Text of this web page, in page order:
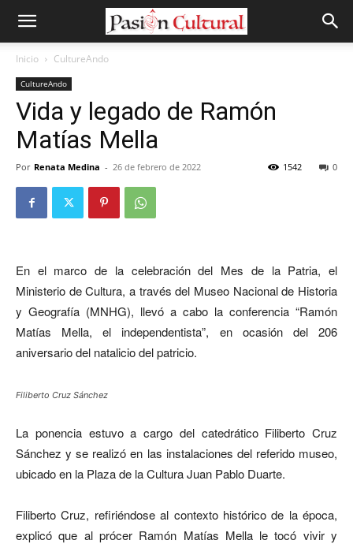
Inicio CultureAndo
CultureAndo
Vida y legado de Ramón
Matías Mella
Por Renata Medina - 26 de febrero de 2022 0
1542
En el marco de la celebración del Mes de la Patria, el
Ministerio de Cultura, a través del Museo Nacional de Historia
y Geografía (MNHG), llevó a cabo la conferencia “Ramón
Matías Mella, el independentista”, en ocasión del 206
aniversario del natalicio del patricio.
Filiberto Cruz Sánchez
La ponencia estuvo a cargo del catedrático Filiberto Cruz
Sánchez y se realizó en las instalaciones del referido museo,
ubicado en la Plaza de la Cultura Juan Pablo Duarte.
Filiberto Cruz, refiriéndose al contexto histórico de la época,
explicó que al prócer Ramón Matías Mella le tocó vivir y